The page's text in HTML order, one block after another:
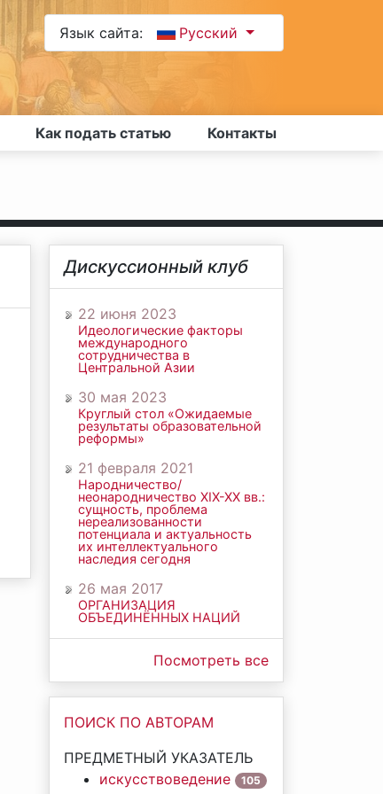
Язык сайта: Русский
Как подать статью Контакты
Дискуссионный клуб
22 июня 2023
Идеологические факторы
международного
сотрудничества в
Центральной Азии
30 мая 2023
Круглый стол «Ожидаемые
результаты образовательной
реформы»
21 февраля 2021
Народничество/
неонародничество ХIХ-ХХ вв.:
сущность, проблема
нереализованности
потенциала и актуальность
их интеллектуального
наследия сегодня
26 мая 2017
ОРГАНИЗАЦИЯ
ОБЪЕДИНЁННЫХ НАЦИЙ
Посмотреть все
ПОИСК ПО АВТОРАМ
ПРЕДМЕТНЫЙ УКАЗАТЕЛЬ
искусствоведение
105